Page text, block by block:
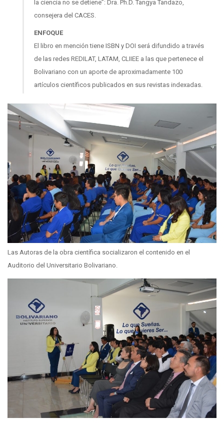
la ciencia no se detiene”: Dra. Ph.D. Tangya Tandazo,
consejera del CACES.
ENFOQUE
El libro en mención tiene ISBN y DOI será difundido a través
de las redes REDILAT, LATAM, CLIIEE a las que pertenece el
Bolivariano con un aporte de aproximadamente 100
artículos científicos publicados en sus revistas indexadas.
Las Autoras de la obra científica socializaron el contenido en el
Auditorio del Universitario Bolivariano.